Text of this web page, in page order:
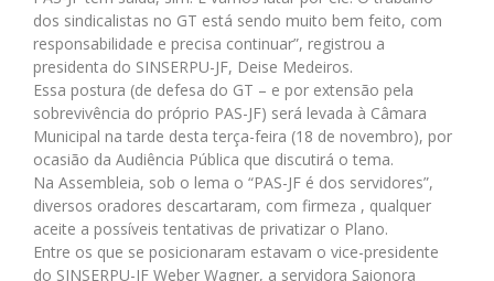
dos sindicalistas no GT está sendo muito bem feito, com
responsabilidade e precisa continuar”, registrou a
presidenta do SINSERPU-JF, Deise Medeiros.
Essa postura (de defesa do GT – e por extensão pela
sobrevivência do próprio PAS-JF) será levada à Câmara
Municipal na tarde desta terça-feira (18 de novembro), por
ocasião da Audiência Pública que discutirá o tema.
Na Assembleia, sob o lema o “PAS-JF é dos servidores”,
diversos oradores descartaram, com firmeza , qualquer
aceite a possíveis tentativas de privatizar o Plano.
Entre os que se posicionaram estavam o vice-presidente
do SINSERPU-JF Weber Wagner, a servidora Saionora